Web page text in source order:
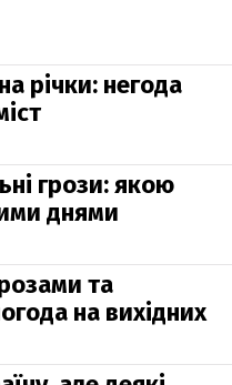
річки: негода
грози: якою
днями
та
на вихідних